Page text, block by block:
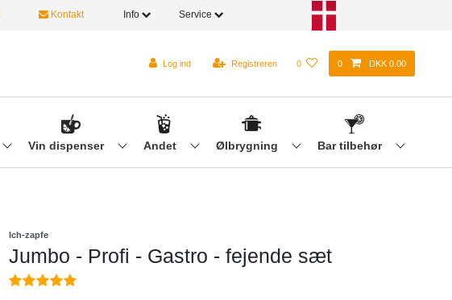
Kontakt Info Service
Log ind Registreren 0 0 DKK 0.00
Vin dispenser Andet Ølbrygning Bar tilbehør
Ich-zapfe
Jumbo - Profi - Gastro - fejende sæt